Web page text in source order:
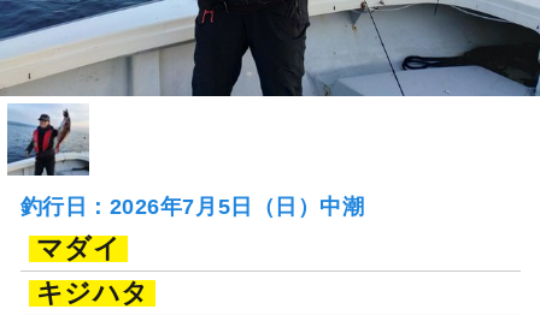
釣行日：2026年7月5日（日）中潮
マダイ
キジハタ